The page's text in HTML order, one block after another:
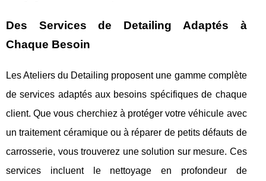
Des Services de Detailing Adaptés à
Chaque Besoin
Les Ateliers du Detailing proposent une gamme complète
de services adaptés aux besoins spécifiques de chaque
client. Que vous cherchiez à protéger votre véhicule avec
un traitement céramique ou à réparer de petits défauts de
carrosserie, vous trouverez une solution sur mesure. Ces
services incluent le nettoyage en profondeur de